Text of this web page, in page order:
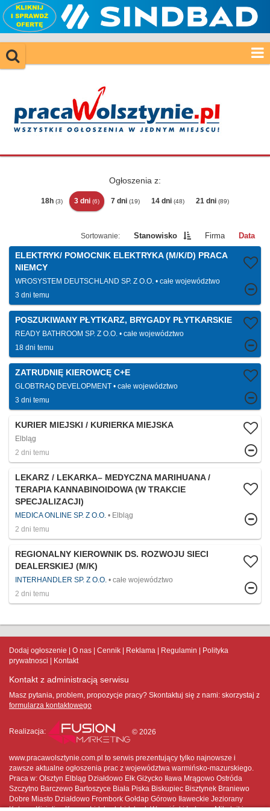
Ogłoszenia z:
18h (3) 3 dni (6) 7 dni (19) 14 dni (48) 21 dni (89)
Stanowisko Firma Data
ELEKTRYK/ POMOCNIK ELEKTRYKA (M/K/D) PRACA
NIEMCY
WROSYSTEM DEUTSCHLAND SP. Z O.O.
całe województwo
3 dni temu
POSZUKIWANY PŁYTKARZ, BRYGADY PŁYTKARSKIE
READY BATHROOM SP. Z O.O.
całe województwo
18 dni temu
ZATRUDNIĘ KIEROWCĘ C+E
GLOBTRAQ DEVELOPMENT
całe województwo
3 dni temu
KURIER MIEJSKI / KURIERKA MIEJSKA
Elbląg
2 dni temu
LEKARZ / LEKARKA– MEDYCZNA MARIHUANA /
TERAPIA KANNABINOIDOWA (W TRAKCIE
SPECJALIZACJI)
MEDICA ONLINE SP. Z O.O.
Elbląg
2 dni temu
REGIONALNY KIEROWNIK DS. ROZWOJU SIECI
DEALERSKIEJ (M/K)
INTERHANDLER SP. Z O.O.
całe województwo
2 dni temu
Dodaj ogłoszenie O nas Cennik Reklama Regulamin
Polityka
prywatnosci
Kontakt
Kontakt z administracją serwisu
Masz pytania, problem, propozycje pracy? Skontaktuj się z nami: skorzystaj z
formularza kontaktowego
Realizacja: © 2026
www.pracawolsztynie.com.pl to serwis prezentujący tylko najnowsze i
zawsze aktualne ogłoszenia prac z województwa warmińsko-mazurskiego.
Praca w: Olsztyn Elbląg Działdowo Ełk Giżycko Iława Mrągowo Ostróda
Szczytno Barczewo Bartoszyce Biała Piska Biskupiec Bisztynek Braniewo
Dobre Miasto Działdowo Frombork Gołdap Górowo Iławeckie Jeziorany